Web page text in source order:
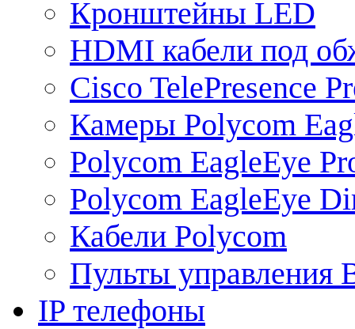
Кронштейны LED
HDMI кабели под
Cisco TelePresence
Камеры Polycom
Polycom EagleEye
Polycom EagleEye
Кабели Polycom
Пульты управления
IP телефоны